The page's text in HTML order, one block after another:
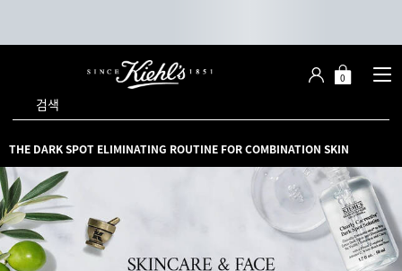
검색
장
니
0
THE DARK SPOT ELIMINATING ROUTINE FOR COMBINATION SKIN